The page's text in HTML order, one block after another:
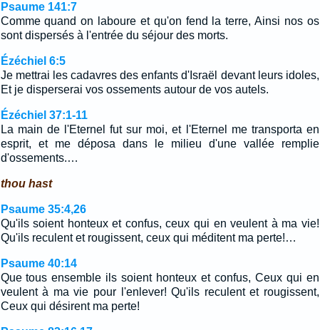
Psaume 141:7
Comme quand on laboure et qu'on fend la terre, Ainsi nos os
sont dispersés à l'entrée du séjour des morts.
Ézéchiel 6:5
Je mettrai les cadavres des enfants d'Israël devant leurs idoles,
Et je disperserai vos ossements autour de vos autels.
Ézéchiel 37:1-11
La main de l'Eternel fut sur moi, et l'Eternel me transporta en
esprit, et me déposa dans le milieu d'une vallée remplie
d'ossements.…
thou hast
Psaume 35:4,26
Qu'ils soient honteux et confus, ceux qui en veulent à ma vie!
Qu'ils reculent et rougissent, ceux qui méditent ma perte!…
Psaume 40:14
Que tous ensemble ils soient honteux et confus, Ceux qui en
veulent à ma vie pour l'enlever! Qu'ils reculent et rougissent,
Ceux qui désirent ma perte!